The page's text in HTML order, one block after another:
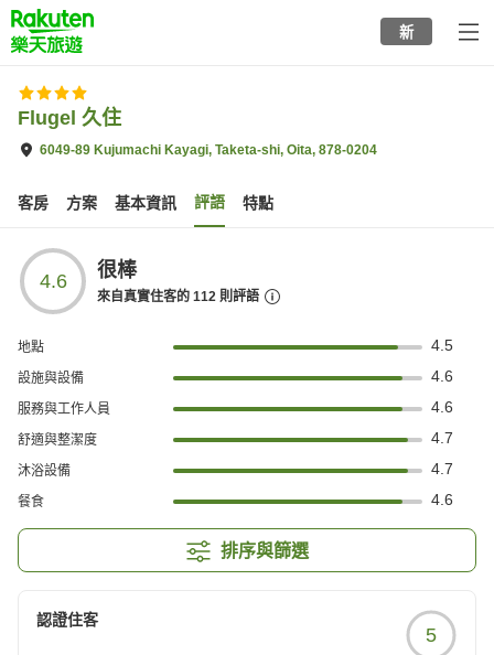
to
top
page
新
Flugel 久住
6049-89 Kujumachi Kayagi, Taketa-shi, Oita, 878-0204
客房 方案 基本資訊 評語 特點
4.6 很棒
來自真實住客的 112 則評語
地點 4.5
設施與設備 4.6
服務與工作人員 4.6
舒適與整潔度 4.7
沐浴設備 4.7
餐食 4.6
排序與篩選
認證住客
5